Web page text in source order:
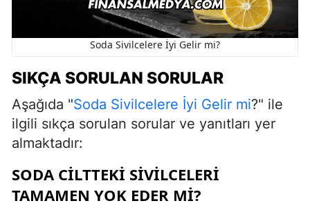
Soda Sivilcelere İyi Gelir mi?
SIKÇA SORULAN SORULAR
Aşağıda "Soda Sivilcelere İyi Gelir mi?" ile
ilgili sıkça sorulan sorular ve yanıtları yer
almaktadır:
SODA CILTTEKI SIVILCELERI
TAMAMEN YOK EDER MI?